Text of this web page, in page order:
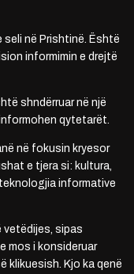
seli në Prishtinë. Është
informimin e drejtë
shndërruar në një
qytetarët.
në fokusin kryesor
e tjera si: kultura,
informative
vetëdijes, sipas
mos i konsideruar
klikuesish. Kjo ka qenë